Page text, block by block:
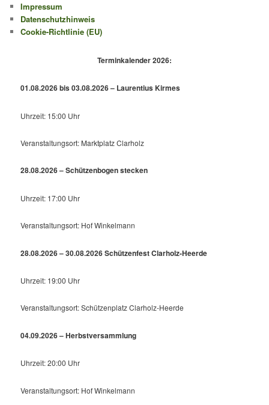
Impressum
Datenschutzhinweis
Cookie-Richtlinie (EU)
Terminkalender 2026:
01.08.2026 bis 03.08.2026 – Laurentius Kirmes
Uhrzeit: 15:00 Uhr
Veranstaltungsort: Marktplatz Clarholz
28.08.2026 – Schützenbogen stecken
Uhrzeit: 17:00 Uhr
Veranstaltungsort: Hof Winkelmann
28.08.2026 – 30.08.2026 Schützenfest Clarholz-Heerde
Uhrzeit: 19:00 Uhr
Veranstaltungsort: Schützenplatz Clarholz-Heerde
04.09.2026 – Herbstversammlung
Uhrzeit: 20:00 Uhr
Veranstaltungsort: Hof Winkelmann